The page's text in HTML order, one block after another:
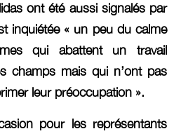
ont été aussi signalés par
inquiétée « un peu du calme
qui abattent un travail
champs mais qui n’ont pas
leur préoccupation ».
pour les représentants